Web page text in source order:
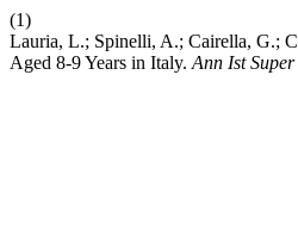
(1)
Lauria, L.; Spinelli, A.; Cairella, G.;
Aged 8-9 Years in Italy. Ann Ist